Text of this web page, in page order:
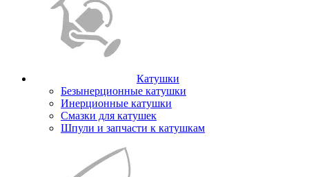
Катушки
Безынерционные катушки
Инерционные катушки
Смазки для катушек
Шпули и запчасти к катушкам